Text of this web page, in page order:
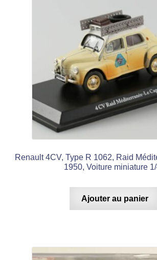
Renault 4CV, Type R 1062, Raid
1950, Voiture miniature
Ajouter au panier